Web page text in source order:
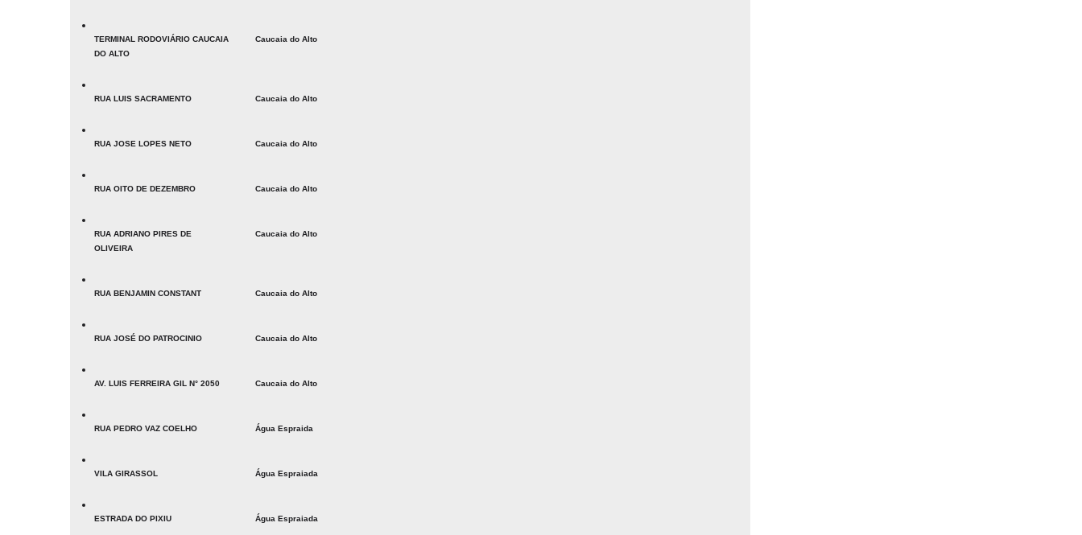
TERMINAL RODOVIÁRIO CAUCAIA
DO ALTO
Caucaia do Alto
RUA LUIS SACRAMENTO Caucaia do Alto
RUA JOSE LOPES NETO Caucaia do Alto
RUA OITO DE DEZEMBRO Caucaia do Alto
RUA ADRIANO PIRES DE
OLIVEIRA
Caucaia do Alto
RUA BENJAMIN CONSTANT Caucaia do Alto
RUA JOSÉ DO PATROCINIO Caucaia do Alto
AV. LUIS FERREIRA GIL N° 2050 Caucaia do Alto
RUA PEDRO VAZ COELHO Água Espraida
VILA GIRASSOL Água Espraiada
ESTRADA DO PIXIU Água Espraiada